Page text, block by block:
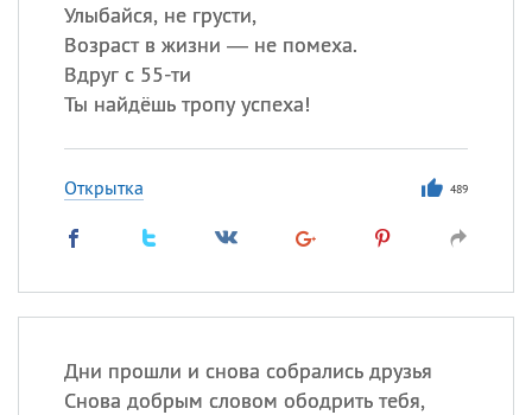
Улыбайся, не грусти,
Возраст в жизни — не помеха.
Вдруг с 55-ти
Ты найдёшь тропу успеха!
Открытка 489
Дни прошли и снова собрались друзья
Снова добрым словом ободрить тебя,